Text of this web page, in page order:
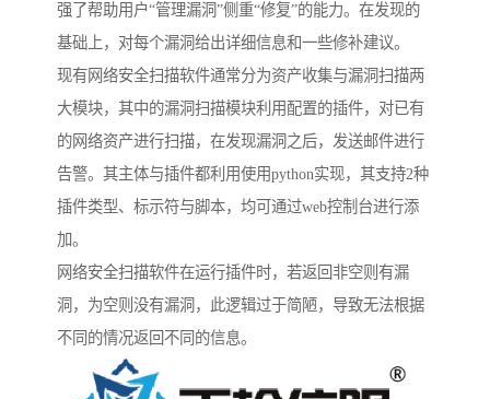
强了帮助用户“管理漏洞”侧重“修复”的能力。在发现的
基础上，对每个漏洞给出详细信息和一些修补建议。
现有网络安全扫描软件通常分为资产收集与漏洞扫描两
大模块，其中的漏洞扫描模块利用配置的插件，对已有
的网络资产进行扫描，在发现漏洞之后，发送邮件进行
告警。其主体与插件都利用使用python实现，其支持2种
插件类型、标示符与脚本，均可通过web控制台进行添
加。
网络安全扫描软件在运行插件时，若返回非空则有漏
洞，为空则没有漏洞，此逻辑过于简陋，导致无法根据
不同的情况返回不同的信息。